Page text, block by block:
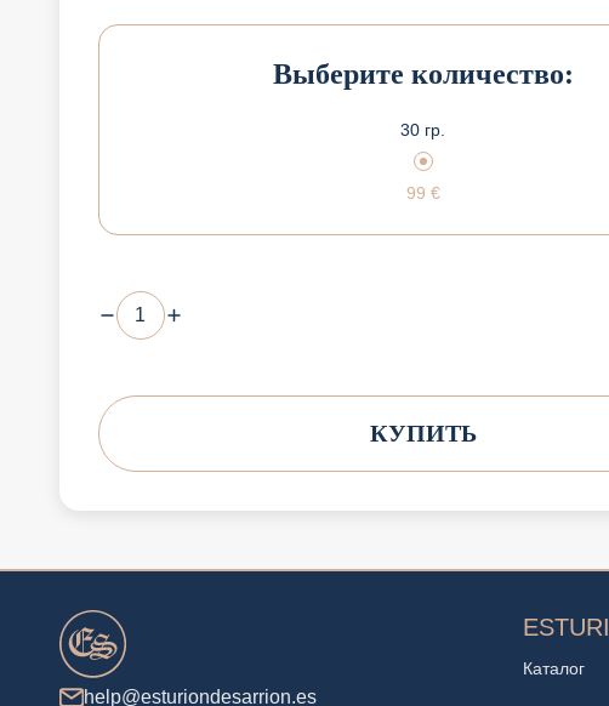
Выберите количество:
30 гр.
99 €
КУПИТЬ
help@esturiondesarrion.es
Каталог